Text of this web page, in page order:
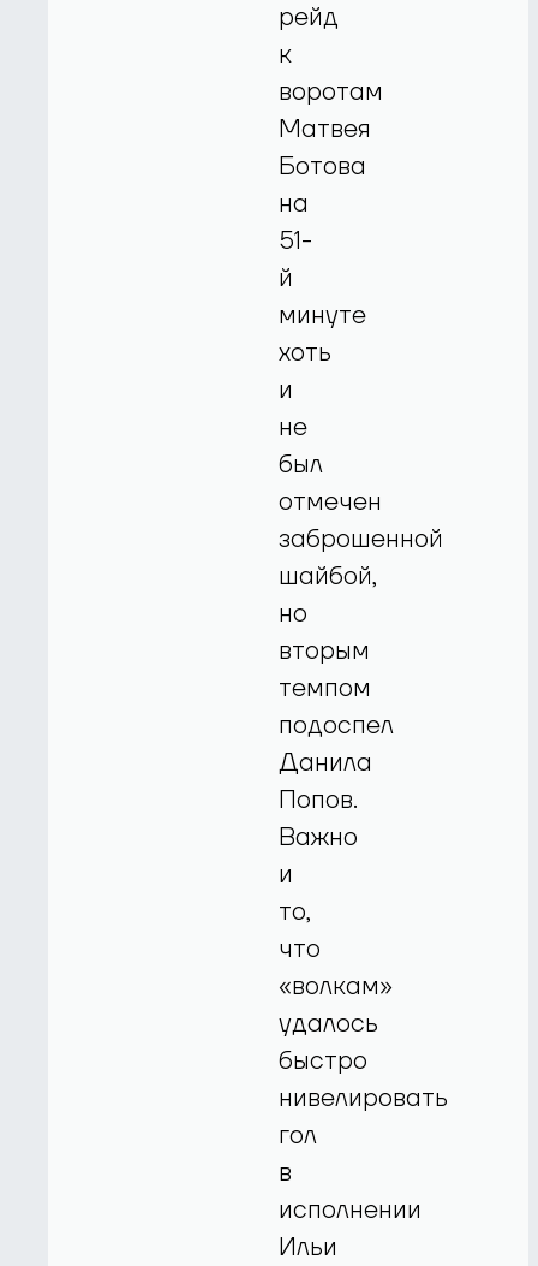
рейд
к
воротам
Матвея
Ботова
на
51-
й
минуте
хоть
и
не
был
отмечен
заброшенной
шайбой,
но
вторым
темпом
подоспел
Данила
Попов.
Важно
и
то,
что
«волкам»
удалось
быстро
нивелировать
гол
в
исполнении
Ильи